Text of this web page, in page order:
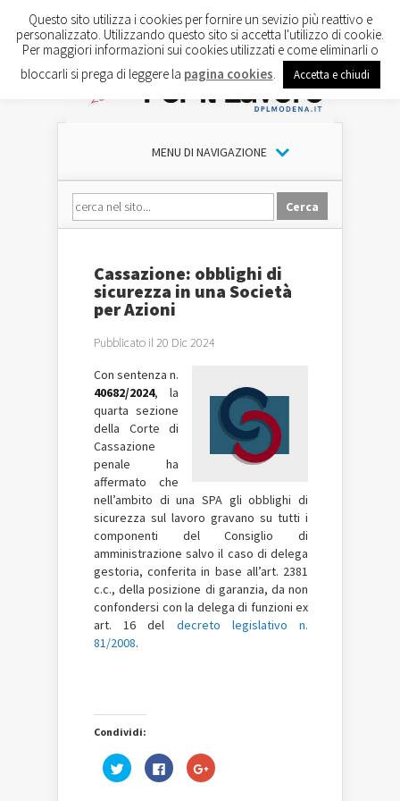
MENU DI NAVIGAZIONE
Cassazione: obblighi di
sicurezza in una Società
per Azioni
Pubblicato il 20 Dic 2024
Con sentenza n.
40682/2024, la
quarta sezione
della Corte di
Cassazione
penale ha
affermato che
nell’ambito di una SPA gli obblighi di
sicurezza sul lavoro gravano su tutti i
componenti del Consiglio di
amministrazione salvo il caso di delega
gestoria, conferita in base all’art. 2381
c.c., della posizione di garanzia, da non
confondersi con la delega di funzioni ex
art. 16 del decreto legislativo n.
81/2008.
Condividi:
Fai
clic
Fai
clic
Fai
clic
Questo sito utilizza i cookies per fornire un sevizio più reattivo e
personalizzato. Utilizzando questo sito si accetta l'utilizzo di cookie.
Per maggiori informazioni sui cookies utilizzati e come eliminarli o
bloccarli si prega di leggere la pagina cookies Accetta e chiudi